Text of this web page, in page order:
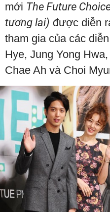
mới The Future
tương lai) được diễn
tham gia của các
Hye, Jung Yong
Chae Ah và Choi